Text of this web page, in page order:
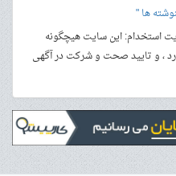
ها "
استخدام: این سایت هیچگونه
، و تایید صحت و شرکت در آگهی